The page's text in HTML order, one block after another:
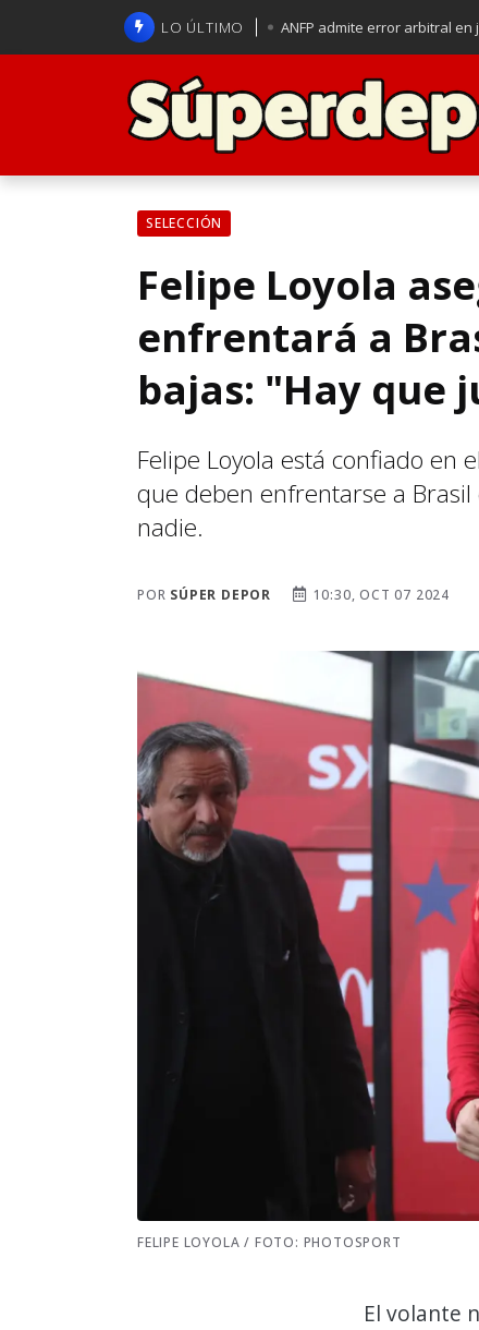
LO ÚLTIMO ANFP admite error arbitral
La U se aferra a la
Brasil anuncia a Carlo
SELECCIÓN
Felipe Loyola
enfrentará a
bajas: "Hay que
Felipe Loyola está confiado en
que deben enfrentarse a
nadie.
POR SÚPER DEPOR 10:30, OCT 07 2024
FELIPE LOYOLA / FOTO: PHOTOSPORT
El volante